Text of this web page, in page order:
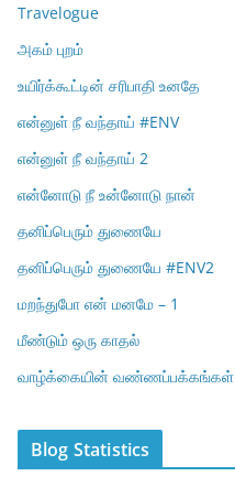
Travelogue
அகம் புறம்
உயிர்க்கூட்டின் சரிபாதி உனதே
என்னுள் நீ வந்தாய் #ENV
என்னுள் நீ வந்தாய் 2
என்னோடு நீ உன்னோடு நான்
தனிப்பெரும் துணையே
தனிப்பெரும் துணையே #ENV2
மறந்துபோ என் மனமே – 1
மீண்டும் ஒரு காதல்
வாழ்க்கையின் வண்ணப்பக்கங்கள்
Blog Statistics